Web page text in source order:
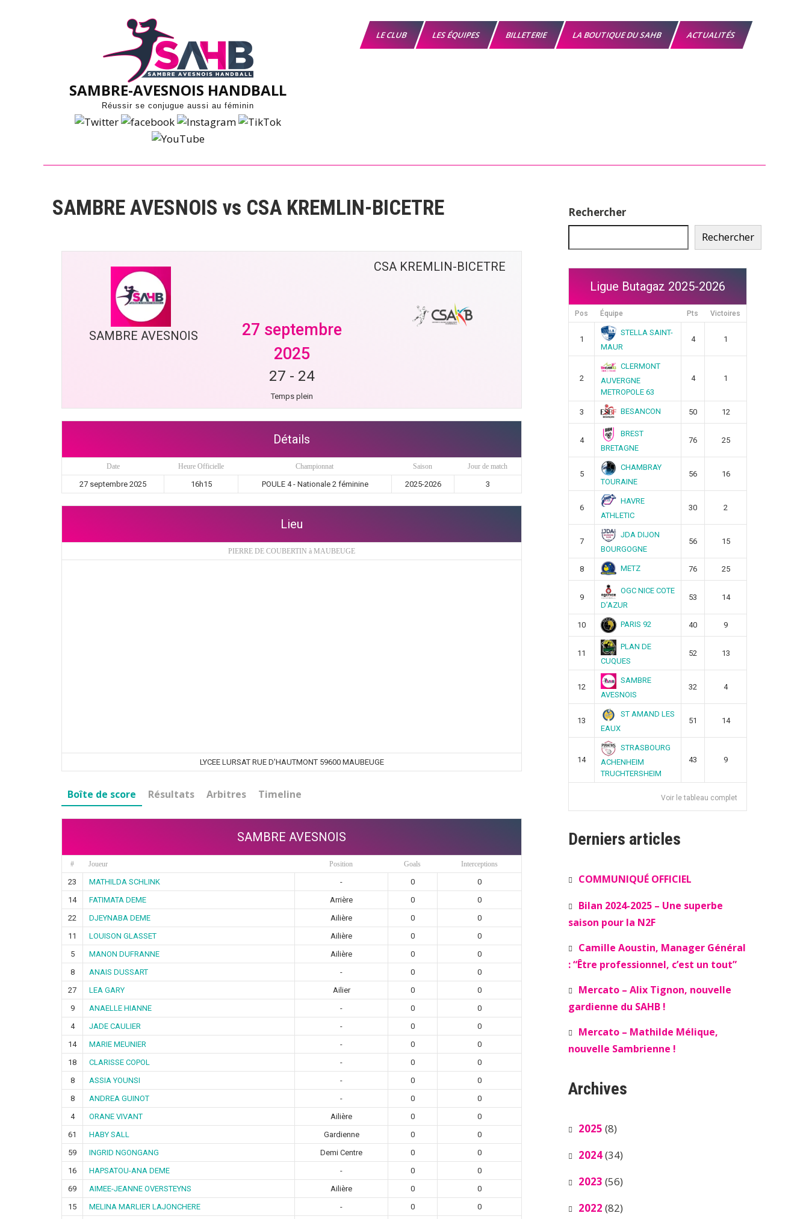
SAMBRE-AVESNOIS HANDBALL
Réussir se conjugue aussi au féminin
LE CLUB LES ÉQUIPES BILLETERIE LA BOUTIQUE DU SAHB ACTUALITÉS
SAMBRE AVESNOIS vs CSA KREMLIN-BICETRE
SAMBRE AVESNOIS
CSA KREMLIN-BICETRE
27 septembre
2025
27 - 24
Temps plein
Détails
Date Heure Officielle Championnat Saison Jour de match
27 septembre 2025 16h15 POULE 4 - Nationale 2 féminine 2025-2026 3
Lieu
PIERRE DE COUBERTIN à MAUBEUGE
LYCEE LURSAT RUE D'HAUTMONT 59600 MAUBEUGE
Boîte de score Résultats Arbitres Timeline
SAMBRE AVESNOIS
# Joueur Position Goals Interceptions
23 MATHILDA SCHLINK - 0
0
14
FATIMATA DEME Arrière 0
0
22
DJEYNABA DEME Ailière 0
0
11
LOUISON GLASSET Ailière 0
0
5
MANON DUFRANNE Ailière 0
0
8
ANAIS DUSSART - 0
0
27
LEA GARY Ailier 0
0
9
ANAELLE HIANNE - 0
0
4
JADE CAULIER - 0
0
14
MARIE MEUNIER - 0
0
18
CLARISSE COPOL - 0
0
8
ASSIA YOUNSI - 0
0
8
ANDREA GUINOT - 0
0
4
ORANE VIVANT Ailière 0
0
61
HABY SALL Gardienne 0
0
59
INGRID NGONGANG Demi Centre 0
0
16
HAPSATOU-ANA DEME - 0
0
69
AIMEE-JEANNE OVERSTEYNS Ailière 0
0
15
MELINA MARLIER LAJONCHERE - 0
0
Rechercher
Rechercher
Ligue Butagaz 2025-2026
Pos Équipe Pts Victoires
1
STELLA SAINT-
MAUR
4 1
2
CLERMONT
AUVERGNE
METROPOLE 63
4 1
3 BESANCON 50 12
4
BREST
BRETAGNE
76 25
5
CHAMBRAY
TOURAINE
56 16
6
HAVRE
ATHLETIC
30 2
7
JDA DIJON
BOURGOGNE
56 15
8 METZ 76 25
9
OGC NICE COTE
D’AZUR
53 14
10 PARIS 92 40 9
11
PLAN DE
CUQUES
52 13
12
SAMBRE
AVESNOIS
32 4
13
ST AMAND LES
EAUX
51 14
14
STRASBOURG
ACHENHEIM
TRUCHTERSHEIM
43 9
Voir le tableau complet
Derniers articles
COMMUNIQUÉ OFFICIEL
Bilan 2024-2025 – Une superbe
saison pour la N2F
Camille Aoustin, Manager Général
: “Être professionnel, c’est un tout”
Mercato – Alix Tignon, nouvelle
gardienne du SAHB !
Mercato – Mathilde Mélique,
nouvelle Sambrienne !
Archives
2025 (8)
2024(34)
2023 (56)
2022 (82)